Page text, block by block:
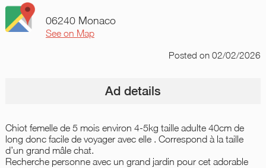
06240 Monaco
See on Map
Postedon 02/02/2026
Ad details
Chiot femelle de 5 mois environ 4-5kg taille adulte 40cm de
long donc facile de voyager avec elle . Correspond à la taille
d’un grand mâle chat.
Recherche personne avec un grand jardin pour cet adorable